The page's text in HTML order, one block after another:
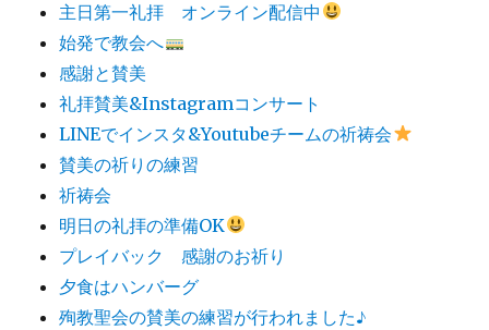
主日第一礼拝 オンライン配信中
始発で教会へ
感謝と賛美
礼拝賛美&Instagramコンサート
LINEでインスタ&Youtubeチームの祈祷会
賛美の祈りの練習
祈祷会
明日の礼拝の準備OK
プレイバック 感謝のお祈り
夕食はハンバーグ
殉教聖会の賛美の練習が行われました♪